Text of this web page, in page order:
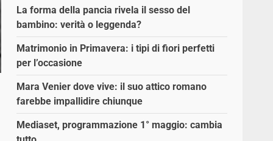
La forma della pancia rivela il sesso del
bambino: verità o leggenda?
Matrimonio in Primavera: i tipi di fiori perfetti
per l’occasione
Mara Venier dove vive: il suo attico romano
farebbe impallidire chiunque
Mediaset, programmazione 1° maggio: cambia